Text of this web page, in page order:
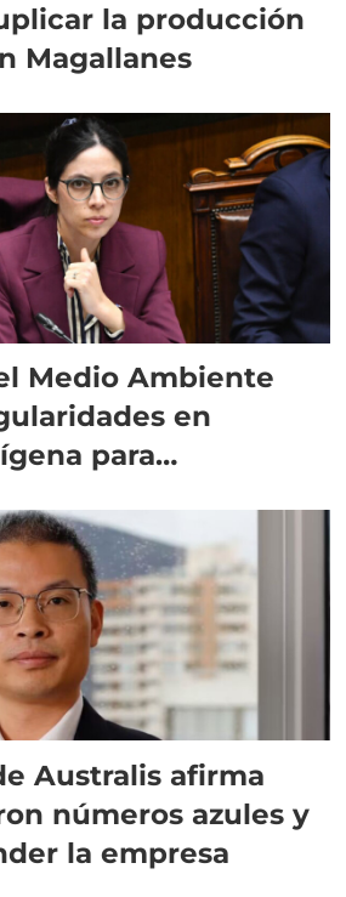
la producción
Magallanes
Medio Ambiente
en
para
Australis afirma
números azules y
la empresa